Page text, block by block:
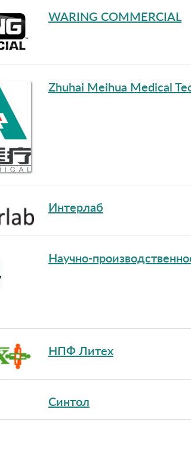
WARING COMMERCIAL
Zhuhai Meihua Medical
Интерлаб
Научно-
НПФ Литех
Синтол